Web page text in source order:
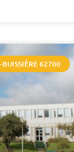
BUISSIÈRE 62700